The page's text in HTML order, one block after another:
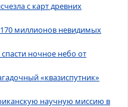
с карт древних
миллионов невидимых
ночное небо от
«квазиспутник»
научную миссию в